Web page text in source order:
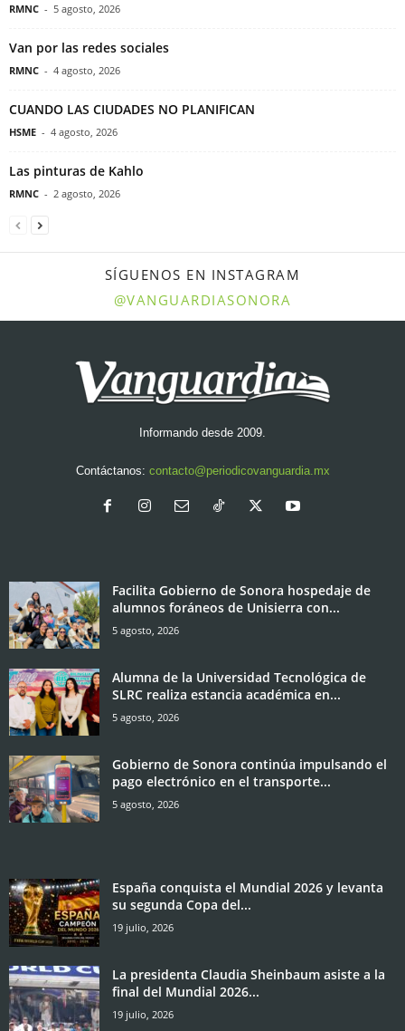
RMNC - 5 agosto, 2026
Van por las redes sociales
RMNC - 4 agosto, 2026
CUANDO LAS CIUDADES NO PLANIFICAN
HSME - 4 agosto, 2026
Las pinturas de Kahlo
RMNC - 2 agosto, 2026
SÍGUENOS EN INSTAGRAM
@VANGUARDIASONORA
Informando desde 2009.
Contáctanos: contacto@periodicovanguardia.mx
Facilita Gobierno de Sonora hospedaje de
alumnos foráneos de Unisierra con...
5 agosto, 2026
Alumna de la Universidad Tecnológica de
SLRC realiza estancia académica en...
5 agosto, 2026
Gobierno de Sonora continúa impulsando el
pago electrónico en el transporte...
5 agosto, 2026
España conquista el Mundial 2026 y levanta
su segunda Copa del...
19 julio, 2026
La presidenta Claudia Sheinbaum asiste a la
final del Mundial 2026...
19 julio, 2026